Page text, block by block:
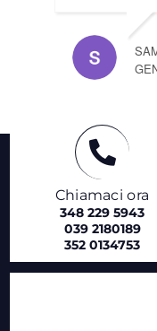
Chiamaci ora
348 229 5943
039 2180189
352 0134753